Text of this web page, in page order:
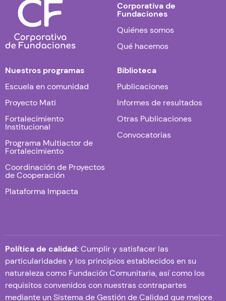
Corporativa de
Fundaciones
Quiénes somos
Qué hacemos
Nuestros programas
Escuela en comunidad
Proyecto Mati
Fortalecimiento
Institucional
Programa Multiactor de
Fortalecimiento
Coordinación de Proyectos
de Cooperación
Plataforma Impacta
Biblioteca
Publicaciones
Informes de resultados
Otras Publicaciones
Convocatorias
Política de calidad: Cumplir y satisfacer las
particularidades y los principios establecidos en su
naturaleza como Fundación Comunitaria, así como los
requisitos convenidos con nuestras contrapartes
mediante un Sistema de Gestión de Calidad que mejore